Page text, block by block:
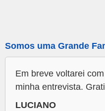
Somos uma Grande
Em breve voltarei
minha entrevista.
LUCIANO